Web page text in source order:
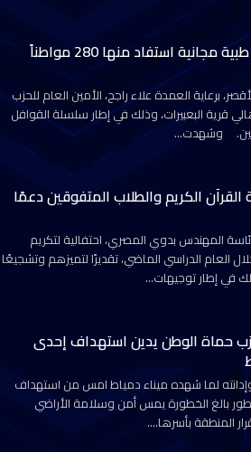
“حماة الوطن” بالأقصر ينظم قافلة طبية مجانية استفاد منها 280 مواطناً
برعاية العمدة علاء راجح، الأمين العام للحزب
قرية البعبيرات، وذلك في إطار سلسلة القوافل
وشهدت…
الكريم والطلاب المتفوقين دعمًا
المهندس بدوي المصري، احتفالية لتكريم
العام الدراسي الماضي، تقديرًا لتميزهم وتشجيعًا
في إطار توجيهات…
حماة الوطن يدين استهداف إحدى
لما شهده ميناء دمياط امس من استهداف
بالغ الخطورة يمس أمن وسلامة الأراضي
المنطقة بأسرها.…